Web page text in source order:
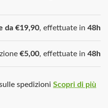
da €19,90, effettuate in 48h
€5,00, effettuate in 48h
spedizioni Scopri di più